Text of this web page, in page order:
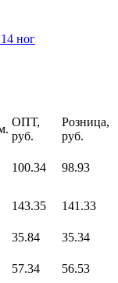
ног
ОПТ,
руб.
Розница,
руб.
100.34 98.93
143.35
141.33
35.84
35.34
57.34
56.53